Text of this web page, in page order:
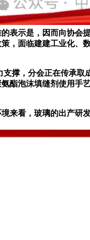
表示是，因而向协会
，面临建建工业化、
，分会正在传承取
酯泡沫填缝剂使用
看，玻璃的出产研